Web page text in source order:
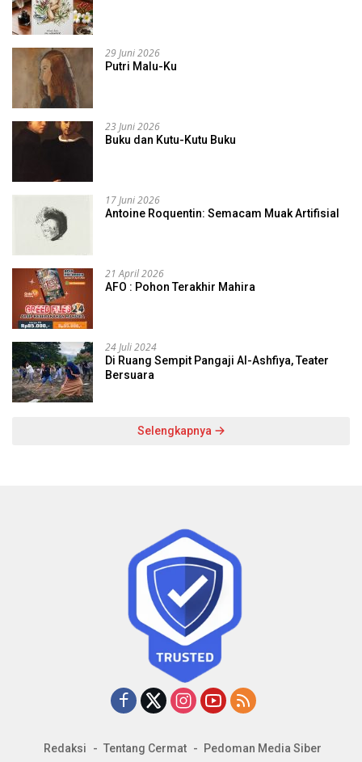
29 Juni 2026
Putri Malu-Ku
23 Juni 2026
Buku dan Kutu-Kutu Buku
17 Juni 2026
Antoine Roquentin: Semacam Muak Artifisial
21 April 2026
AFO : Pohon Terakhir Mahira
24 Juli 2024
Di Ruang Sempit Pangaji Al-Ashfiya, Teater
Bersuara
Selengkapnya
Redaksi Tentang Cermat Pedoman Media Siber